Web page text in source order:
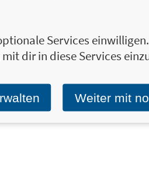
15,00 €
Fußball-Superstar-
Tricks
die besten Techniken und
Tipps der Profis
Services
dir in diese Services
Weiter mit